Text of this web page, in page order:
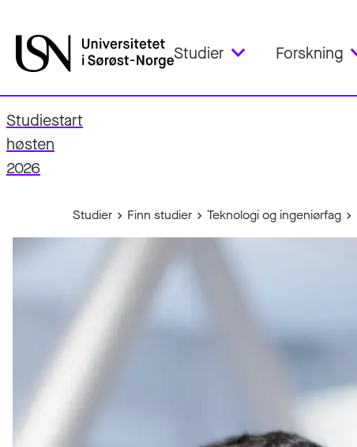
Studier Forskning
Studiestart
høsten
2026
Studier Finn studier Teknologi og ingeniørfag